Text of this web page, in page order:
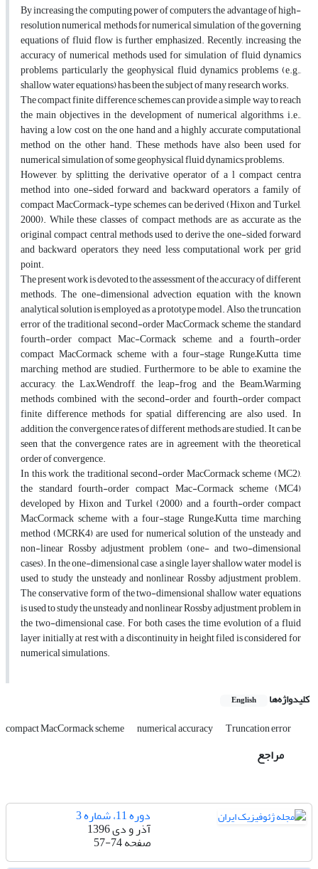
By increasing the computing power of computers, the advantage of high-
resolution numerical methods for numerical simulation of the governing
equations of fluid flow is further emphasized. Recently, increasing the
accuracy of numerical methods used for simulation of fluid dynamics
problems, particularly the geophysical fluid dynamics problems (e.g.,
shallow water equations) has been the subject of many research works.
The compact finite difference schemes can provide a simple way to reach
the main objectives in the development of numerical algorithms, i.e.,
having a low cost on the one hand and a highly accurate computational
method on the other hand. These methods have also been used for
numerical simulation of some geophysical fluid dynamics problems.
However, by splitting the derivative operator of a l compact centra
method into one-sided forward and backward operators, a family of
compact MacCormack-type schemes can be derived (Hixon and Turkel,
2000). While these classes of compact methods are as accurate as the
original compact central methods used to derive the one-sided forward
and backward operators, they need less computational work per grid
point.
The present work is devoted to the assessment of the accuracy of different
methods. The one-dimensional advection equation with the known
analytical solution is employed as a prototype model. Also, the truncation
error of the traditional second-order MacCormack scheme, the standard
fourth-order compact Mac-Cormack scheme, and a fourth-order
compact MacCormack scheme with a four-stage Runge–Kutta time
marching method are studied. Furthermore, to be able to examine the
accuracy, the Lax–Wendroff, the leap-frog and the Beam–Warming
methods combined with the second-order and fourth-order compact
finite difference methods for spatial differencing are also used. In
addition, the convergence rates of different methods are studied. It can be
seen that the convergence rates are in agreement with the theoretical
order of convergence.
In this work, the traditional second-order MacCormack scheme (MC2),
the standard fourth-order compact Mac-Cormack scheme (MC4)
developed by Hixon and Turkel (2000) and a fourth-order compact
MacCormack scheme with a four-stage Runge–Kutta time marching
method (MCRK4) are used for numerical solution of the unsteady and
non-linear Rossby adjustment problem (one- and two-dimensional
cases). In the one-dimensional case, a single layer shallow water model is
used to study the unsteady and nonlinear Rossby adjustment problem.
The conservative form of the two-dimensional shallow water equations
is used to study the unsteady and nonlinear Rossby adjustment problem in
the two-dimensional case. For both cases, the time evolution of a fluid
layer initially at rest with a discontinuity in height filed is considered for
numerical simulations.
کلیدواژه‌ها English
compact MacCormack scheme numerical accuracy Truncation error
مراجع
دوره 11، شماره 3
آذر و دی 1396
صفحه57-74